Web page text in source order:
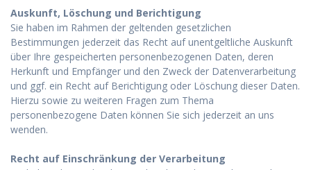
Auskunft, Löschung und Berichtigung
Sie haben im Rahmen der geltenden gesetzlichen
Bestimmungen jederzeit das Recht auf unentgeltliche Auskunft
über Ihre gespeicherten personenbezogenen Daten, deren
Herkunft und Empfänger und den Zweck der Datenverarbeitung
und ggf. ein Recht auf Berichtigung oder Löschung dieser Daten.
Hierzu sowie zu weiteren Fragen zum Thema
personenbezogene Daten können Sie sich jederzeit an uns
wenden.
Recht auf Einschränkung der Verarbeitung